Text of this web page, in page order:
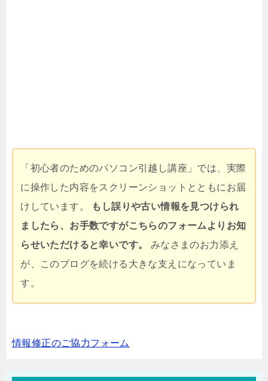
「初心者のためのパソコン引越し講座」では、実際
に操作した内容をスクリーンショットとともにお届
けしています。
もし誤りや古い情報を見つけられ
ましたら、お手数ですがこちらのフォームよりお知
らせいただけると幸いです。
みなさまのお力添え
が、このブログを続ける大きな支えになっていま
す。
情報修正のご協力フォーム